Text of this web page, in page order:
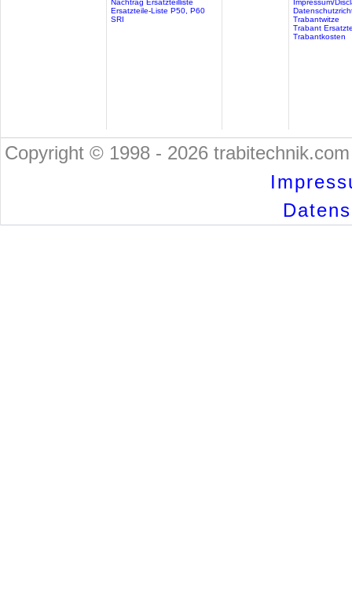
Ersatzteile-Liste P50, P60
SRI
Trabantwitze
Trabant
Trabantkosten
Copyright © 1998 - 2026